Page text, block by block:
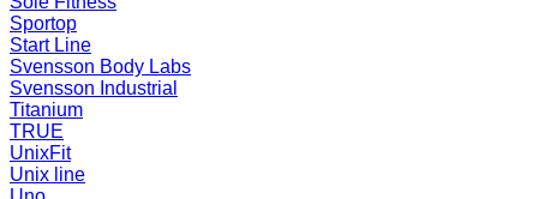
Sportop
Start Line
Svensson Body Labs
Svensson Industrial
Titanium
TRUE
UnixFit
Unix line